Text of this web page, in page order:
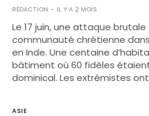
RÉDACTION IL Y A 2 MOIS
Le 17 juin, une attaque
communauté chrétienne
en Inde. Une centaine
bâtiment où 60 fidèles
dominical. Les extrémistes
ASIE